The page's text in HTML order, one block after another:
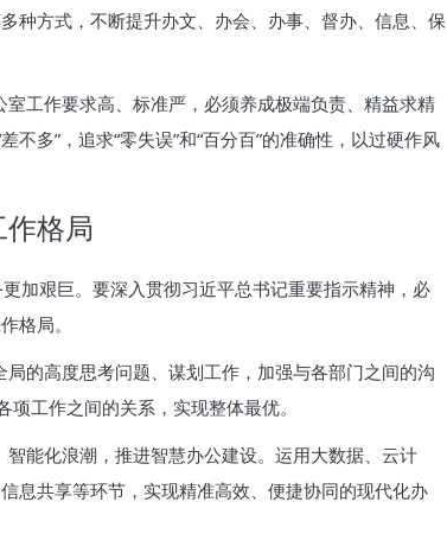
种方式，不断提升办文、办会、办事、督办、信息、保
室工作要求高、标准严，必须养成极端负责、精益求精
不多”，追求“零失误”和“百分百”的准确性，以过硬作风
格局
加艰巨。要深入贯彻习近平总书记重要指示精神，必
格局。
局的高度思考问题、谋划工作，加强与各部门之间的沟
工作之间的关系，实现整体最优。
智能化浪潮，推进智慧办公建设。运用大数据、云计
息共享等环节，实现精准高效、便捷协同的现代化办